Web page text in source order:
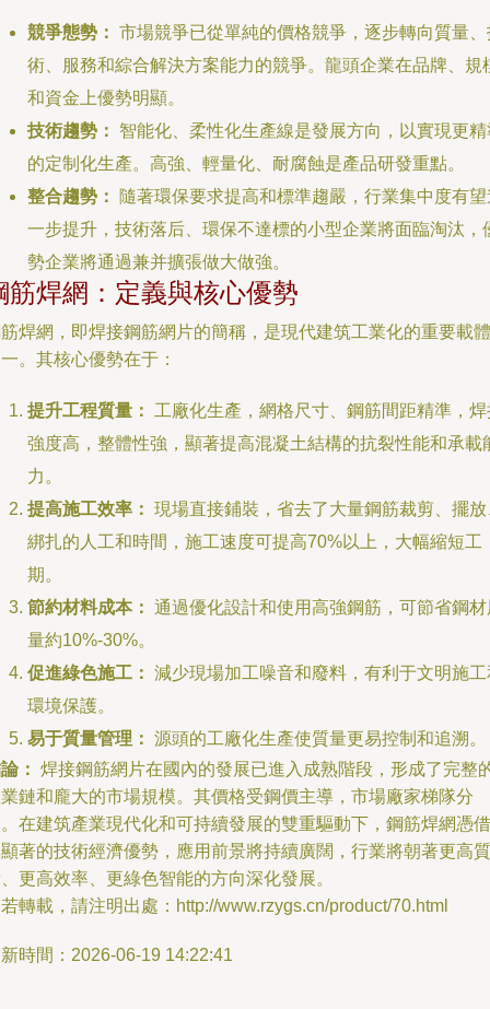
競爭態勢： 市場競爭已從單純的價格競爭，逐步轉向質量、
術、服務和綜合解決方案能力的競爭。龍頭企業在品牌、規
和資金上優勢明顯。
技術趨勢：
智能化、柔性化生產線是發展方向，以實現更精
的定制化生產。高強、輕量化、耐腐蝕是產品研發重點。
整合趨勢：
隨著環保要求提高和標準趨嚴，行業集中度有望
一步提升，技術落后、環保不達標的小型企業將面臨淘汰，
勢企業將通過兼并擴張做大做強。
筋焊網：定義與核心優勢
焊網，即焊接鋼筋網片的簡稱，是現代建筑工業化的重要載體
。其核心優勢在于：
提升工程質量：
工廠化生產，網格尺寸、鋼筋間距精準，焊
強度高，整體性強，顯著提高混凝土結構的抗裂性能和承載
力。
提高施工效率： 現場直接鋪裝，省去了大量鋼筋裁剪、擺放
綁扎的人工和時間，施工速度可提高70%以上，大幅縮短工
期。
節約材料成本： 通過優化設計和使用高強鋼筋，可節省鋼材
量約10%-30%。
促進綠色施工： 減少現場加工噪音和廢料，有利于文明施工
環境保護。
易于質量管理： 源頭的工廠化生產使質量更易控制和追溯。
： 焊接鋼筋網片在國內的發展已進入成熟階段，形成了完整
鏈和龐大的市場規模。其價格受鋼價主導，市場廠家梯隊分
在建筑產業現代化和可持續發展的雙重驅動下，鋼筋焊網憑借
著的技術經濟優勢，應用前景將持續廣闊，行業將朝著更高質
更高效率、更綠色智能的方向深化發展。
轉載，請注明出處：http://www.rzygs.cn/product/70.html
時間：2026-06-19 14:22:41